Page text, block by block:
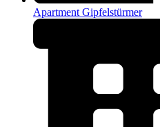
Apartment Gipfelstürmer